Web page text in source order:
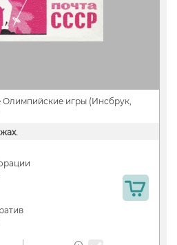
Олимпийские игры (Инсбрук,